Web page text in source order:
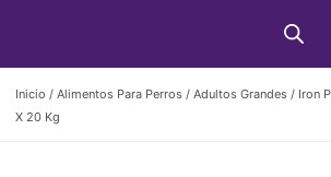
Inicio / Alimentos Para Perros / Adultos Grandes / Iron
X 20 Kg